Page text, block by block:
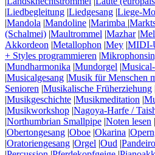
|Liedbegleitung |Liedgesang |Liege-
|Mandola |Mandoline |Marimba |
(Schalmei) |Maultrommel |Mazhar|
Akkordeon |Metallophon |Mey |MIDI-
+ Styles programmieren |
|Mundharmonika |Mundorgel |
|Musicalgesang |Musik für Menschen
Senioren |Musikalische Früherziehung
|Musikgeschichte |Musikmeditation |
|Musikworkshop |Nagoya-Harfe /
|Northumbrian Smallpipe |Noten lesen |
|Obertongesang |Oboe |Okarina |
|Oratoriengesang |Orgel |Oud |Pandeiro